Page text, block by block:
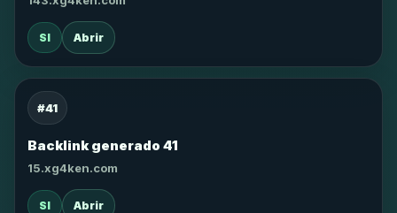
SI Abrir
#41
Backlink generado 41
15.xg4ken.com
SI Abrir